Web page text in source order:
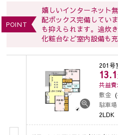
POINT
嬉しいインターネット
配ボックス完備してい
も抑えられます。追炊
化粧台など室内設備も
201号
13.1
共益
敷金
駐車場
2LDK